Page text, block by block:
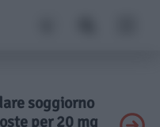
soggiorno
per 20 mq